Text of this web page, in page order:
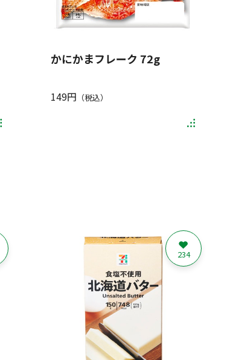
かにかまフレーク 72g
149円 （税込）
234